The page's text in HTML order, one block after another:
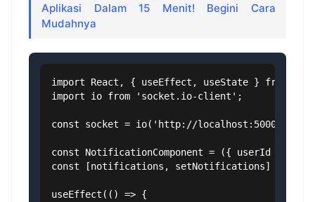
Aplikasi Dalam 15 Menit! Begini Cara
Mudahnya
import React, { useEffect, useState } from
import io from 'socket.io-client';
const socket = io('http://localhost:5000');
const NotificationComponent = ({ userId }) => {
const [notifications, setNotifications] =
useEffect(() => {